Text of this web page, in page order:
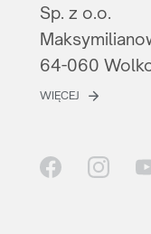
Sp. z o.o.
64-060
WIĘCEJ